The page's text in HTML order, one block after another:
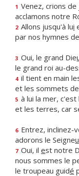
1 Venez, crions de
acclamons notre
2 Allons jusqu'à lui
par nos hymnes
3 Oui, le grand Die
le grand roi au-
4 il tient en main
et les sommets
5 à lui la mer, c'est
et les terres, car
6 Entrez, inclinez-
adorons le Seigneu
7 Oui, il est notre
nous sommes le
le troupeau guidé